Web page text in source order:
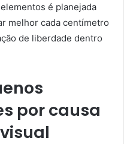
é planejada
melhor cada centímetro
de liberdade dentro
por causa